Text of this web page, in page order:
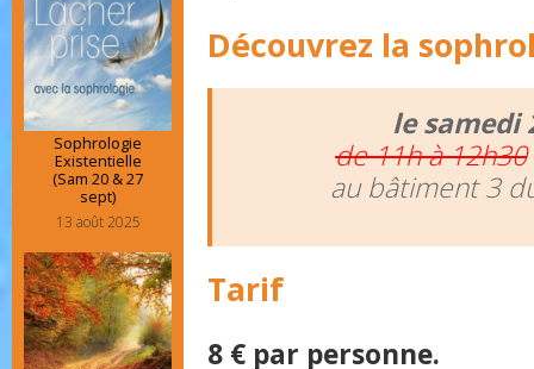
Découvrez la
le samedi
de 11h à 12h30
au bâtiment 3
Tarif
8 € par personne.
Sophrologie
Existentielle
(Sam 20 & 27
sept)
13 août 2025